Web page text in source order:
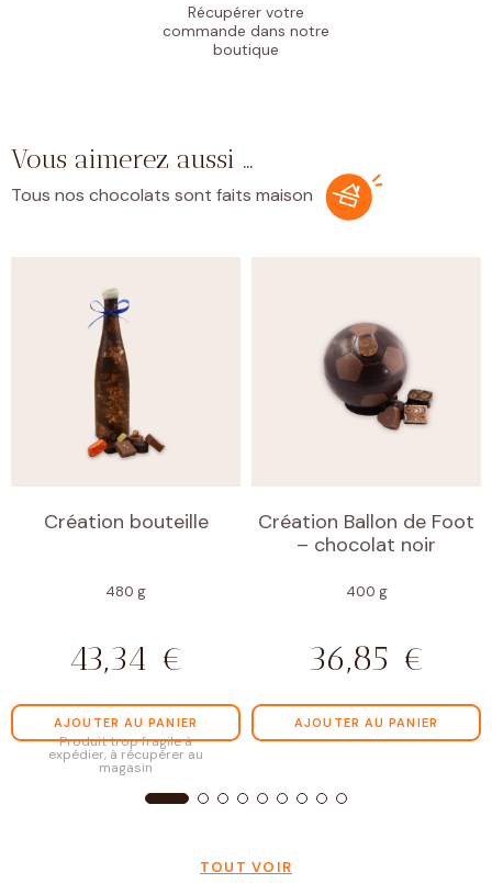
Récupérer votre
commande dans notre
boutique
Vous aimerez aussi …
Tous nos chocolats sont faits maison
Création bouteille
480 g
43,34 €
AJOUTER AU PANIER
Produit trop fragile à
expédier, à récupérer au
magasin
Création Ballon de Foot
– chocolat noir
400 g
36,85 €
AJOUTER AU PANIER
TOUT VOIR